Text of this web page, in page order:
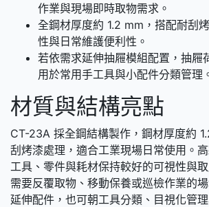
作業與現場即時取物需求。
全鋼材厚度約 1.2 mm，搭配耐刮
性與日常維護便利性。
若依需求延伸抽屜模組配置，抽
用於常用手工具與小配件分類管理
材質與結構亮點
CT-23A 採全鋼結構製作，鋼材厚度約
刮烤漆處理，適合工業現場日常使用。
工具、零件與耗材保持較好的可視性與
需要反覆取物、移動保養或巡檢作業的
延伸配件，也可朝工具分類、目視化管